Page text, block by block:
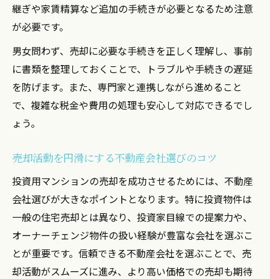
継ぎや家賃精算など追加の手続きが必要となるため注意
が必要です。
男女問わず、売却に必要な手続きを正しく理解し、事前
に書類を整理しておくことで、トラブルや手続きの遅延
を防げます。また、専門家と連携しながら進めること
で、複雑な税金や費用の処理も安心して対応できるでし
ょう。
売却活動を円滑にする不動産会社選びのコツ
投資用マンションの売却を成功させるためには、不動産
会社選びが大きなポイントとなります。特に投資物件は
一般の住宅売却とは異なり、投資家目線での提案力や、
オーナーチェンジ物件の扱い経験が豊富な会社を選ぶこ
とが重要です。信頼できる不動産会社を選ぶことで、売
却活動がスムーズに進み、より高い価格での売却も期待